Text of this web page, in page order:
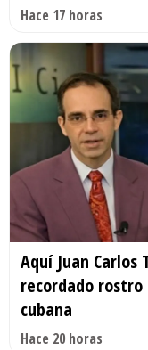
Hace 17 horas
Aquí Juan Carlos
recordado
cubana
Hace 20 horas